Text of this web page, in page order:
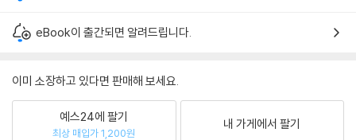
eBook이 출간되면 알려드립니다.
이미 소장하고 있다면 판매해 보세요.
예스24에 팔기
최상 매입가 1,200원
내 가게에서 팔기